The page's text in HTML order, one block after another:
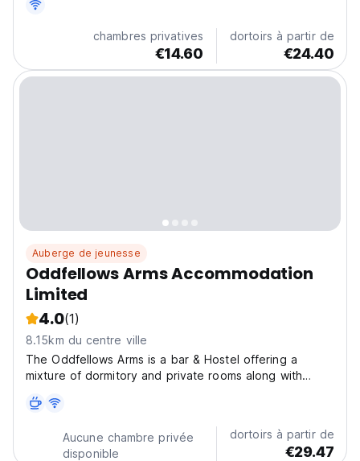
km).
chambres privatives
€14.60
dortoirs à partir de
€24.40
Auberge de jeunesse
Oddfellows Arms Accommodation
Limited
4.0(1)
8.15km du centre ville
The Oddfellows Arms is a bar & Hostel offering a
mixture of dormitory and private rooms along with
Oddfellows Arms Accommodation Limited - Terms &
Conditions: Cancellation policy: 1 day before arrival.
Aucune chambre privée
disponible
dortoirs à partir de
€29.47